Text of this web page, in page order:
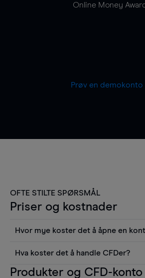
Online Money
Prøv en demokonto
OFTE STILTE SPØRSMÅL
Priser og kostnader
Hvor mye koster det å åpne en
markedet. Fra kontoen din kan du se
Hva koster det å handle CFDer?
Det er en rekke kostnader å tenke
Produkter og CFD-konto